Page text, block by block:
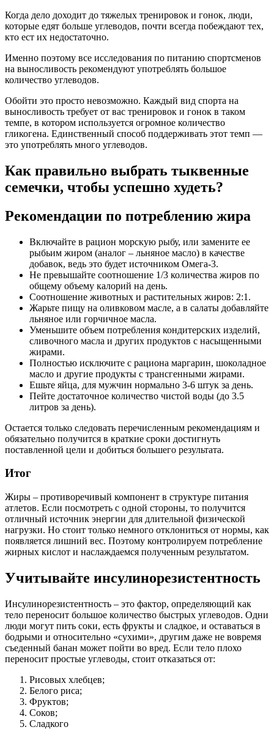
Когда дело доходит до тяжелых тренировок и гонок, люди,
которые едят больше углеводов, почти всегда побеждают тех,
кто ест их недостаточно.
Именно поэтому все исследования по питанию спортсменов
на выносливость рекомендуют употреблять большое
количество углеводов.
Обойти это просто невозможно. Каждый вид спорта на
выносливость требует от вас тренировок и гонок в таком
темпе, в котором используется огромное количество
гликогена. Единственный способ поддерживать этот темп —
это употреблять много углеводов.
Как правильно выбрать тыквенные
семечки, чтобы успешно худеть?
Рекомендации по потреблению жира
Включайте в рацион морскую рыбу, или замените ее
рыбьим жиром (аналог – льняное масло) в качестве
добавок, ведь это будет источником Омега-3.
Не превышайте соотношение 1/3 количества жиров по
общему объему калорий на день.
Соотношение животных и растительных жиров: 2:1.
Жарьте пищу на оливковом масле, а в салаты добавляйте
льняное или горчичное масла.
Уменьшите объем потребления кондитерских изделий,
сливочного масла и других продуктов с насыщенными
жирами.
Полностью исключите с рациона маргарин, шоколадное
масло и другие продукты с трансгенными жирами.
Ешьте яйца, для мужчин нормально 3-6 штук за день.
Пейте достаточное количество чистой воды (до 3.5
литров за день).
Остается только следовать перечисленным рекомендациям и
обязательно получится в краткие сроки достигнуть
поставленной цели и добиться большего результата.
Итог
Жиры – противоречивый компонент в структуре питания
атлетов. Если посмотреть с одной стороны, то получится
отличный источник энергии для длительной физической
нагрузки. Но стоит только немного отклониться от нормы, как
появляется лишний вес. Поэтому контролируем потребление
жирных кислот и наслаждаемся полученным результатом.
Учитывайте инсулинорезистентность
Инсулинорезистентность – это фактор, определяющий как
тело переносит большое количество быстрых углеводов. Одни
люди могут пить соки, есть фрукты и сладкое, и оставаться в
бодрыми и относительно «сухими», другим даже не вовремя
съеденный банан может пойти во вред. Если тело плохо
переносит простые углеводы, стоит отказаться от:
Рисовых хлебцев;
Белого риса;
Фруктов;
Соков;
Сладкого